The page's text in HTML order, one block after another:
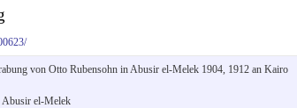
von Otto Rubensohn in Abusir el-Melek 1904, 1912 an Kairo
Abusir el-Melek